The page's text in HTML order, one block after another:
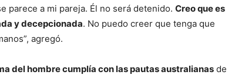
parece a mi pareja. Él no será detenido. Creo que es
y decepcionada. No puedo creer que tenga que
agregó.
del hombre cumplía con las pautas australianas de